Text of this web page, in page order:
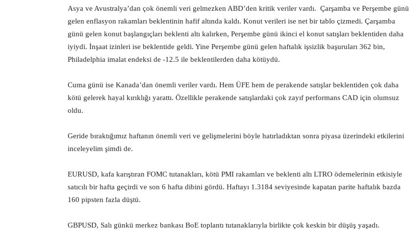
Asya ve Avustralya’dan çok önemli veri gelmezken ABD’den kritik veriler vardı. Çarşamba ve Perşembe günü
gelen enflasyon rakamları beklentinin hafif altında kaldı. Konut verileri ise net bir tablo çizmedi. Çarşamba
günü gelen konut başlangıçları beklenti altı kalırken, Perşembe günü ikinci el konut satışları beklentiden daha
iyiydi. İnşaat izinleri ise beklentide geldi. Yine Perşembe günü gelen haftalık işsizlik başuruları 362 bin,
Philadelphia imalat endeksi de -12.5 ile beklentilerden daha kötüydü.
Cuma günü ise Kanada’dan önemli veriler vardı. Hem ÜFE hem de perakende satışlar beklentiden çok daha
kötü gelerek hayal kırıklığı yarattı. Özellikle perakende satışlardaki çok zayıf performans CAD için olumsuz
oldu.
Geride bıraktığımız haftanın önemli veri ve gelişmelerini böyle hatırladıktan sonra piyasa üzerindeki etkilerini
inceleyelim şimdi de.
EURUSD, kafa karıştıran FOMC tutanakları, kötü PMI rakamları ve beklenti altı LTRO ödemelerinin etkisiyle
satıcılı bir hafta geçirdi ve son 6 hafta dibini gördü. Haftayı 1.3184 seviyesinde kapatan parite haftalık bazda
160 pipsten fazla düştü.
GBPUSD, Salı günkü merkez bankası BoE toplantı tutanaklarıyla birlikte çok keskin bir düşüş yaşadı.